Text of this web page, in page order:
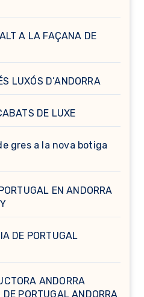
A LA FAÇANA DE
LUXÓS D’ANDORRA
DE LUXE
gres a la nova botiga
EN ANDORRA
DE PORTUGAL
ANDORRA
PORTUGAL ANDORRA